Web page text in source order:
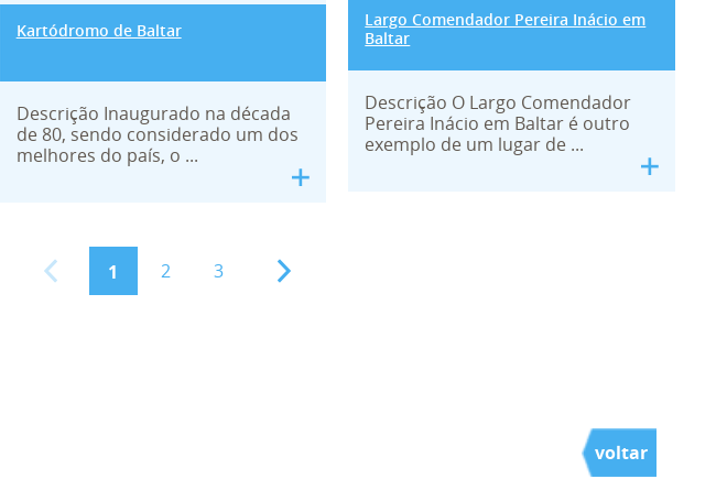
Kartódromo de Baltar
Descrição Inaugurado na década
de 80, sendo considerado um dos
melhores do país, o ...
Largo Comendador Pereira Inácio em
Baltar
Descrição O Largo Comendador
Pereira Inácio em Baltar é outro
exemplo de um lugar de ...
1 2 3
voltar